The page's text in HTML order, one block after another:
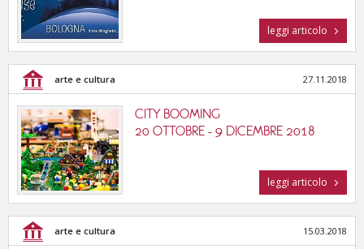
leggi articolo
arte e cultura 27.11.2018
CITY BOOMING
20 OTTOBRE - 9 DICEMBRE 2018
leggi articolo
arte e cultura 15.03.2018